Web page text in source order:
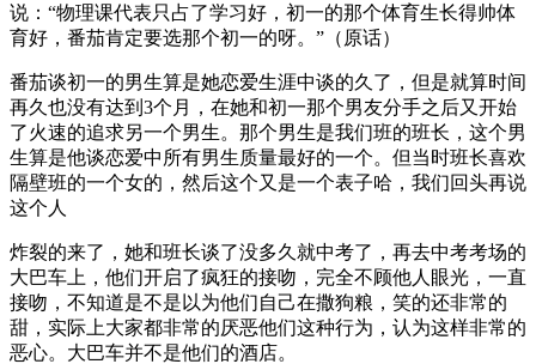
说：“物理课代表只占了学习好，初一的那个体育生长得帅体
育好，番茄肯定要选那个初一的呀。”（原话）
番茄谈初一的男生算是她恋爱生涯中谈的久了，但是就算时间
再久也没有达到3个月，在她和初一那个男友分手之后又开始
了火速的追求另一个男生。那个男生是我们班的班长，这个男
生算是他谈恋爱中所有男生质量最好的一个。但当时班长喜欢
隔壁班的一个女的，然后这个又是一个表子哈，我们回头再说
这个人
炸裂的来了，她和班长谈了没多久就中考了，再去中考考场的
大巴车上，他们开启了疯狂的接吻，完全不顾他人眼光，一直
接吻，不知道是不是以为他们自己在撒狗粮，笑的还非常的
甜，实际上大家都非常的厌恶他们这种行为，认为这样非常的
恶心。大巴车并不是他们的酒店。